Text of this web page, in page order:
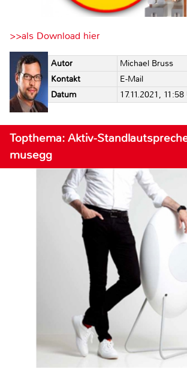
>>als Download hier
Autor
Michael Bruss
Kontakt
E-Mail
Datum
17.11.2021, 11:58
Topthema: Aktiv-
musegg